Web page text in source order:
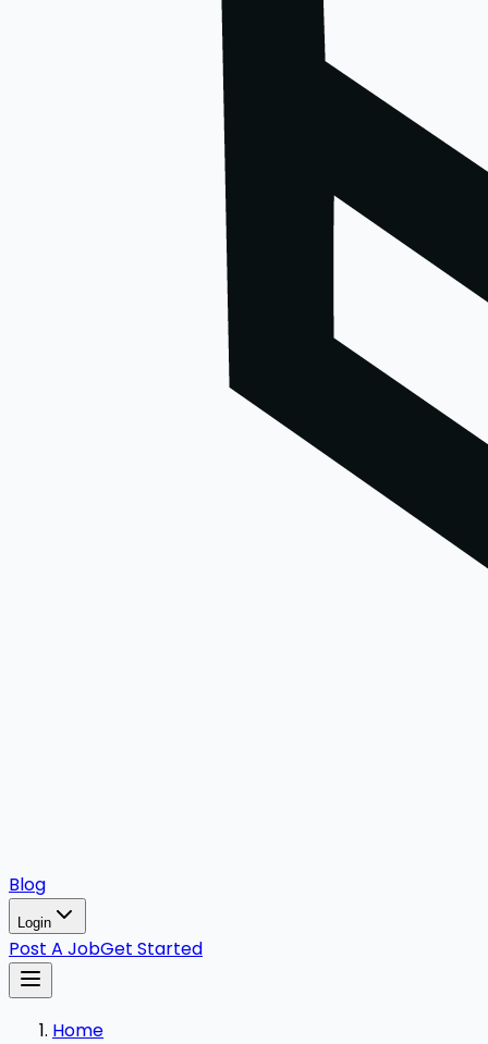
Blog
Login
Post A JobGet Started
Home